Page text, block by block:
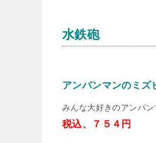
水鉄砲
アンパンマンのミズ
みんな大好きのアンパ
税込、７５４円